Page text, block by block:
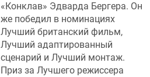
«Конклав» Эдварда Бергера. Он
же победил в номинациях
Лучший британский фильм,
Лучший адаптированный
сценарий и Лучший монтаж.
Приз за Лучшего режиссера